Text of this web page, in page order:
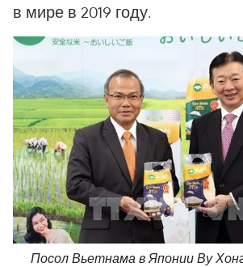
в мире в 2019 году.
Посол Вьетнама в Японии Ву